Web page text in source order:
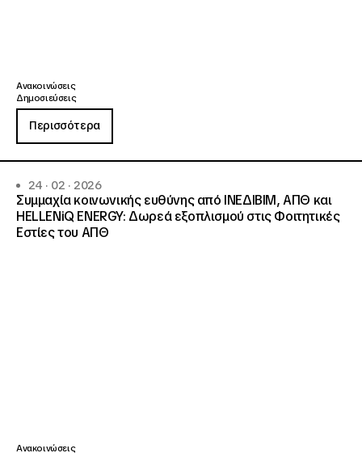
Ανακοινώσεις
Δημοσιεύσεις
Περισσότερα
24 · 02 · 2026
Συμμαχία κοινωνικής ευθύνης από ΙΝΕΔΙΒΙΜ, ΑΠΘ και
HELLENiQ ENERGY: Δωρεά εξοπλισμού στις Φοιτητικές
Εστίες του ΑΠΘ
Ανακοινώσεις